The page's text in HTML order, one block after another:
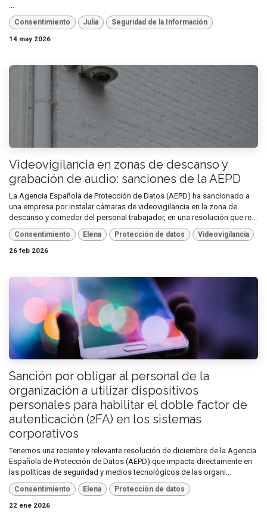
...
Consentimiento Julia
Seguridad de la Información
14 may 2026
Videovigilancia en zonas de descanso y
grabación de audio: sanciones de la AEPD
La Agencia Española de Protección de Datos (AEPD) ha sancionado a
una empresa por instalar cámaras de videovigilancia en la zona de
descanso y comedor del personal trabajador, en una resolución que re...
Consentimiento Elena Protección de datos
Videovigilancia
26 feb 2026
Sanción por obligar al personal de la
organización a utilizar dispositivos
personales para habilitar el doble factor de
autenticación (2FA) en los sistemas
corporativos
Tenemos una reciente y relevante resolución de diciembre de la Agencia
Española de Protección de Datos (AEPD) que impacta directamente en
las políticas de seguridad y medios tecnológicos de las organi...
Consentimiento Elena
Protección de datos
22 ene 2026